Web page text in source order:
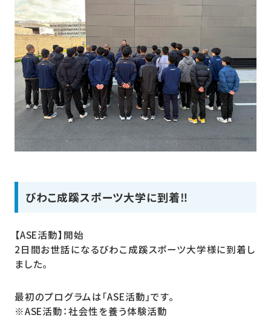
びわこ成蹊スポーツ大学に到着‼︎
【ASE活動】開始
2日間お世話になるびわこ成蹊スポーツ大学様に到着し
ました。
最初のプログラムは「ASE活動」です。
※ASE活動：社会性を養う体験活動